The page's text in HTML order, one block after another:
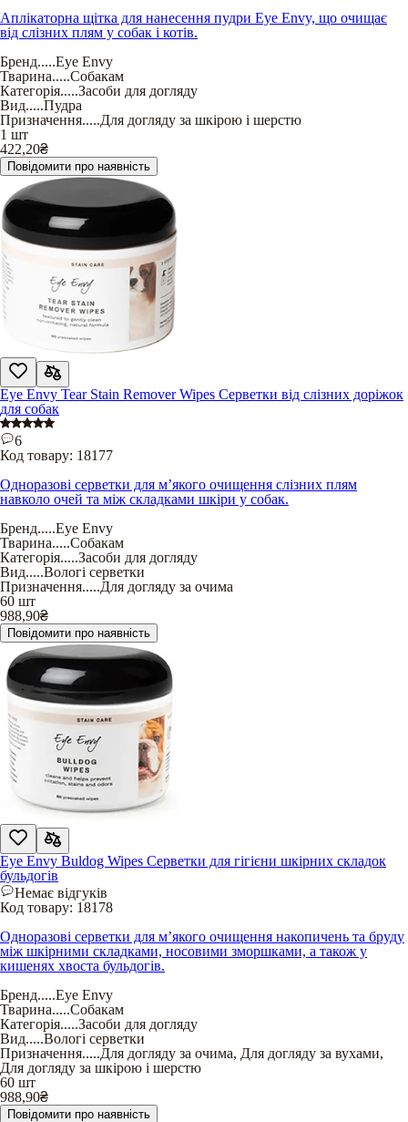
Аплікаторна щітка для нанесення пудри Eye Envy, що очищає
від слізних плям у собак і котів.
Бренд.....Eye Envy
Тварина.....Собакам
Категорія.....Засоби для догляду
Вид.....Пудра
Призначення.....Для догляду за шкірою і шерстю
1 шт
422,20₴
Повідомити про наявність
Eye Envy Tear Stain Remover Wipes Серветки від слізних доріжок
для собак
6
Код товару: 18177
Одноразові серветки для м’якого очищення слізних плям
навколо очей та між складками шкіри у собак.
Бренд.....Eye Envy
Тварина.....Собакам
Категорія.....Засоби для догляду
Вид.....Вологі серветки
Призначення.....Для догляду за очима
60 шт
988,90₴
Повідомити про наявність
Eye Envy Buldog Wipes Серветки для гігієни шкірних складок
бульдогів
Немає відгуків
Код товару: 18178
Одноразові серветки для м’якого очищення накопичень та бруду
між шкірними складками, носовими зморшками, а також у
кишенях хвоста бульдогів.
Бренд.....Eye Envy
Тварина.....Собакам
Категорія.....Засоби для догляду
Вид.....Вологі серветки
Призначення.....Для догляду за очима, Для догляду за вухами,
Для догляду за шкірою і шерстю
60 шт
988,90₴
Повідомити про наявність